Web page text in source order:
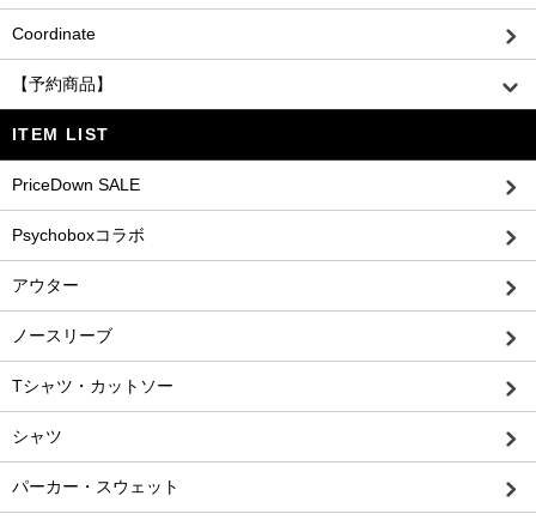
Coordinate
【予約商品】
ITEM LIST
PriceDown SALE
Psychoboxコラボ
アウター
ノースリーブ
Tシャツ・カットソー
シャツ
パーカー・スウェット